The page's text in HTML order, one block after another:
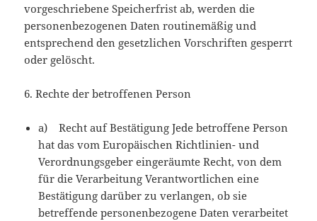
vorgeschriebene Speicherfrist ab, werden die
personenbezogenen Daten routinemäßig und
entsprechend den gesetzlichen Vorschriften gesperrt
oder gelöscht.
6. Rechte der betroffenen Person
a) Recht auf Bestätigung Jede betroffene Person
hat das vom Europäischen Richtlinien- und
Verordnungsgeber eingeräumte Recht, von dem
für die Verarbeitung Verantwortlichen eine
Bestätigung darüber zu verlangen, ob sie
betreffende personenbezogene Daten verarbeitet